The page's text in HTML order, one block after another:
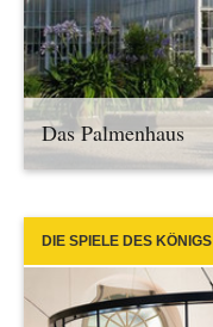
Das Palmenhaus
DIE SPIELE DES KÖNIGS